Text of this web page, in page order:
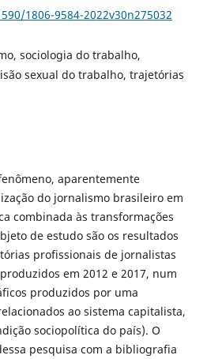
1806-9584-2022v30n275032
sociologia do trabalho,
sexual do trabalho, trajetórias
aparentemente
do jornalismo brasileiro em
combinada às transformações
de estudo são os resultados
profissionais de jornalistas
em 2012 e 2017, num
produzidos por uma
ao sistema capitalista,
sociopolítica do país). O
pesquisa com a bibliografia